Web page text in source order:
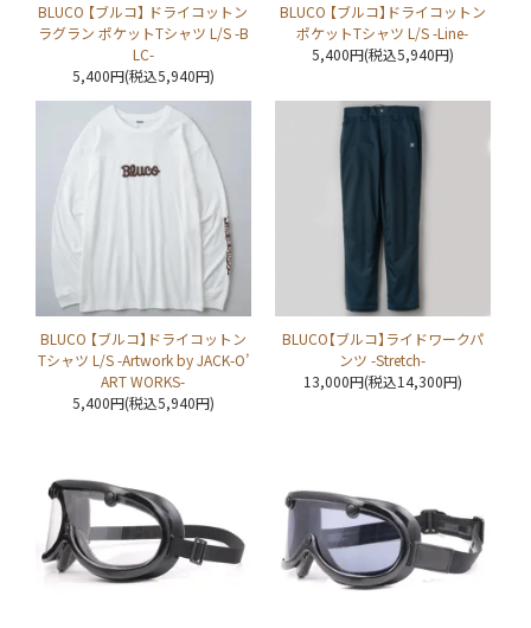
BLUCO 【ブルコ】 ドライコットン
ラグラン ポケットTシャツ L/S -B
LC-
5,400円(税込5,940円)
BLUCO 【ブルコ】ドライコットン
ポケットTシャツ L/S -Line-
5,400円(税込5,940円)
BLUCO 【ブルコ】ドライコットン
Tシャツ L/S -Artwork by JACK-O’
ART WORKS-
5,400円(税込5,940円)
BLUCO【ブルコ】ライドワークパ
ンツ -Stretch-
13,000円(税込14,300円)